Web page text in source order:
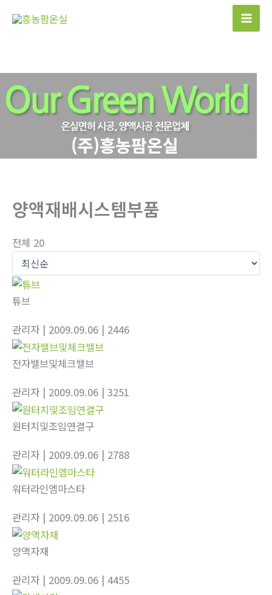
건
너
뛰
양액재배시스템부품
전체 20
튜브
관리자 | 2009.09.06 | 2446
전자밸브및체크밸브
관리자 | 2009.09.06 | 3251
원터치및조임연결구
관리자 | 2009.09.06 | 2788
워터라인엠마스타
관리자 | 2009.09.06 | 2516
양액자재
관리자 | 2009.09.06 | 4455